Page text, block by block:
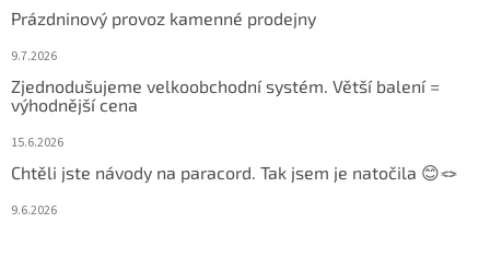
Prázdninový provoz kamenné prodejny
9.7.2026
Zjednodušujeme velkoobchodní systém. Větší balení =
výhodnější cena
15.6.2026
Chtěli jste návody na paracord. Tak jsem je natočila 😊🪢
9.6.2026